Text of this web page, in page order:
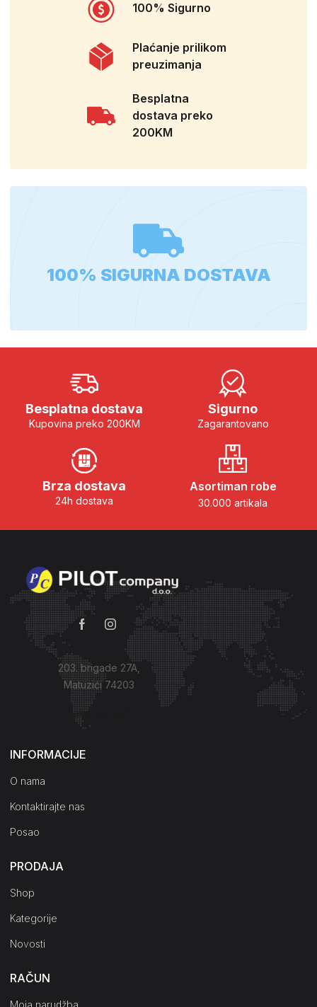
100% Sigurno
Plaćanje prilikom
preuzimanja
Besplatna
dostava preko
200KM
100% SIGURNA DOSTAVA
Besplatna dostava
Kupovina preko 200KM
Sigurno
Zagarantovano
Brza dostava
24h dostava
Asortiman robe
30.000 artikala
203. brigade 27A,
Matuzići 74203
Kako do nas?
INFORMACIJE
O nama
Kontaktirajte nas
Posao
PRODAJA
Shop
Kategorije
Novosti
RAČUN